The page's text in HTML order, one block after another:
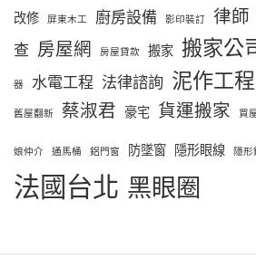
改修 屏東木工 廚房設備 影印裝訂 律師
查 房屋網 房屋貸款 搬家 搬家公
器 水電工程 法律諮詢 泥作工程
舊屋翻新 蔡淑君 豪宅 貨運搬家 買
娘仲介 通馬桶 鋁門窗 防墜窗 隱形眼線 隱形
法國台北 黑眼圈